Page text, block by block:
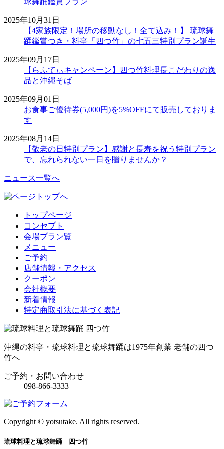
2025年10月31日
【4家族限定！場所の移動なし！全て込み！】 琉球舞
踊鑑賞つき・料亭「四つ竹」の七五三特別プラン誕生
2025年09月17日
【らふてぃキャンペーン】四つ竹料理長こだわりの逸
品と沖縄そば
2025年09月01日
お食事ご優待券(5,000円)を5%OFFにて販売しておりま
す
2025年08月14日
【敬老の日特別プラン】感謝と長寿を祝う特別プラン
で、忘れられない一日を贈りませんか？
ニュース一覧へ
トップページ
コンセプト
会場プラン覧
メニュー
ご予約
店舗情報・アクセス
クーポン
会社概要
新着情報
特定商取引法に基づく表記
沖縄の料亭・琉球料理と琉球舞踊は1975年創業 老舗の四つ
竹へ
ご予約・お問い合わせ
098-866-3333
Copyright © yotsutake. All rights reserved.
琉球料理と琉球舞踊 四つ竹